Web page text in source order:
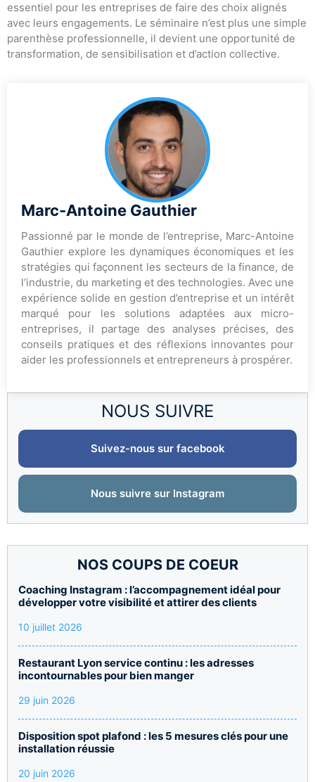
NOUS SUIVRE
Suivez-nous sur facebook
Nous suivre sur Instagram
NOS COUPS DE COEUR
Coaching Instagram : l’accompagnement idéal pour
développer votre visibilité et attirer des clients
10 juillet 2026
Restaurant Lyon service continu : les adresses
incontournables pour bien manger
29 juin 2026
Disposition spot plafond : les 5 mesures clés pour une
installation réussie
20 juin 2026
essentiel pour les entreprises de faire des choix alignés
avec leurs engagements. Le séminaire n’est plus une simple
parenthèse professionnelle, il devient une opportunité de
transformation, de sensibilisation et d’action collective.
Marc-Antoine Gauthier
Passionné par le monde de l’entreprise, Marc-Antoine
Gauthier explore les dynamiques économiques et les
stratégies qui façonnent les secteurs de la finance, de
l’industrie, du marketing et des technologies. Avec une
expérience solide en gestion d’entreprise et un intérêt
marqué pour les solutions adaptées aux micro-
entreprises, il partage des analyses précises, des
conseils pratiques et des réflexions innovantes pour
aider les professionnels et entrepreneurs à prospérer.